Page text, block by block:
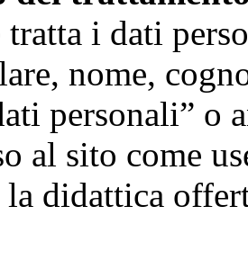
i dati
nome,
personali” o
al sito come
la didattica